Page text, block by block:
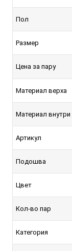
Пол
Размер
Цена за пару
Материал верха
Материал внутри
Артикул
Подошва
Цвет
Кол-во пар
Категория